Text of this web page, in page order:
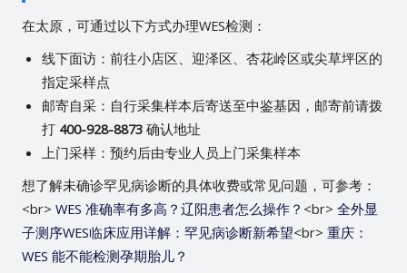
在太原，可通过以下方式办理WES检测：
线下面访：前往小店区、迎泽区、杏花岭区或尖草坪区的
指定采样点
邮寄自采：自行采集样本后寄送至中鉴基因，邮寄前请拨
打 400-928-8873确认地址
上门采样：预约后由专业人员上门采集样本
想了解未确诊罕见病诊断的具体收费或常见问题，可参考：
<br> WES 准确率有多高？辽阳患者怎么操作？ <br> 全外显
子测序WES临床应用详解：罕见病诊断新希望<br> 重庆：
WES 能不能检测孕期胎儿？